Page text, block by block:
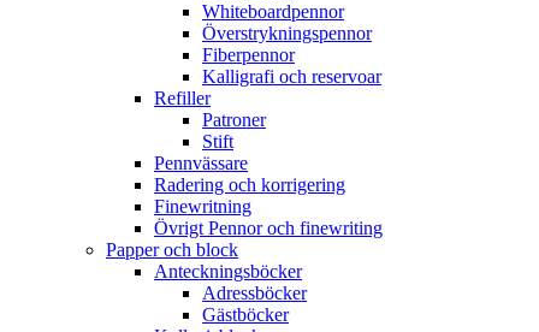
Whiteboardpennor
Överstrykningspennor
Fiberpennor
Kalligrafi och reservoar
Refiller
Patroner
Stift
Pennvässare
Radering och korrigering
Finewritning
Övrigt Pennor och finewriting
Papper och block
Anteckningsböcker
Adressböcker
Gästböcker